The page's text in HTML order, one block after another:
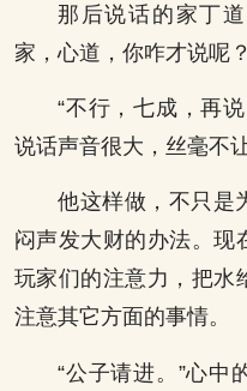
那后说话的家丁
家，心道，你咋才说呢？
“不行，七成，再
说话声音很大，丝毫不
他这样做，不只是
闷声发大财的办法。现
玩家们的注意力，把水
注意其它方面的事情。
“公子请进。”心中